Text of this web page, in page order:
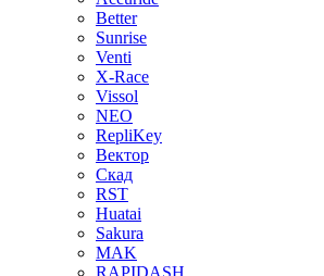
Better
Sunrise
Venti
X-Race
Vissol
NEO
RepliKey
Вектор
Скад
RST
Huatai
Sakura
MAK
RAPIDASH